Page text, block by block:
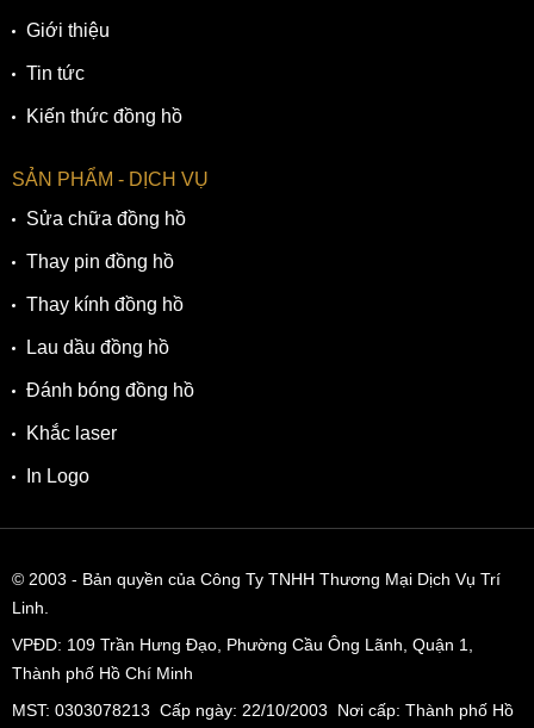
Giới thiệu
Tin tức
Kiến thức đồng hồ
SẢN PHẨM - DỊCH VỤ
Sửa chữa đồng hồ
Thay pin đồng hồ
Thay kính đồng hồ
Lau dầu đồng hồ
Đánh bóng đồng hồ
Khắc laser
In Logo
© 2003 - Bản quyền của Công Ty TNHH Thương Mại Dịch Vụ Trí
Linh.
VPĐD: 109 Trần Hưng Đạo, Phường Cầu Ông Lãnh, Quận 1,
Thành phố Hồ Chí Minh
MST: 0303078213 Cấp ngày: 22/10/2003 Nơi cấp: Thành phố Hồ